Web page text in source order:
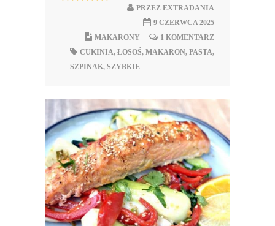
PRZEZ EXTRADANIA
9 CZERWCA 2025
1 KOMENTARZ
MAKARONY
CUKINIA, ŁOSOŚ, MAKARON, PASTA,
SZPINAK, SZYBKIE